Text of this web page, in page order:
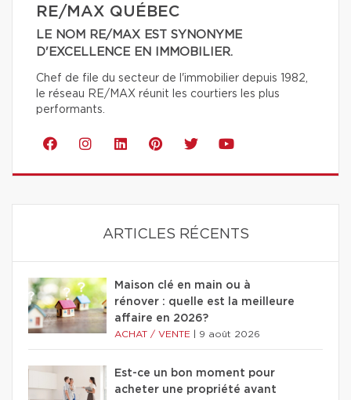
RE/MAX QUÉBEC
LE NOM RE/MAX EST SYNONYME
D'EXCELLENCE EN IMMOBILIER.
Chef de file du secteur de l'immobilier depuis 1982,
le réseau RE/MAX réunit les courtiers les plus
performants.
ARTICLES RÉCENTS
Maison clé en main ou à
rénover : quelle est la meilleure
affaire en 2026?
ACHAT / VENTE 9 août 2026
Est-ce un bon moment pour
acheter une propriété avant